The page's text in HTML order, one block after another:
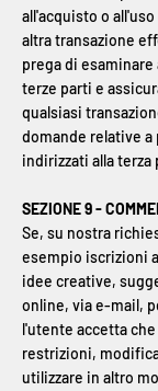
all'acquisto o
altra transazione
prega di
terze parti e
qualsiasi
domande relative
indirizzati alla terza
SEZIONE 9 -
Se, su nostra
esempio iscrizioni
idee creative,
online, via e-mail,
l'utente accetta
restrizioni,
utilizzare in altro